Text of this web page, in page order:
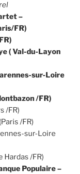
–
FR)
( Val-du-Layon
sur-Loire
/FR)
/FR)
(Paris /FR)
sur-Loire
Hardas /FR)
Populaire –